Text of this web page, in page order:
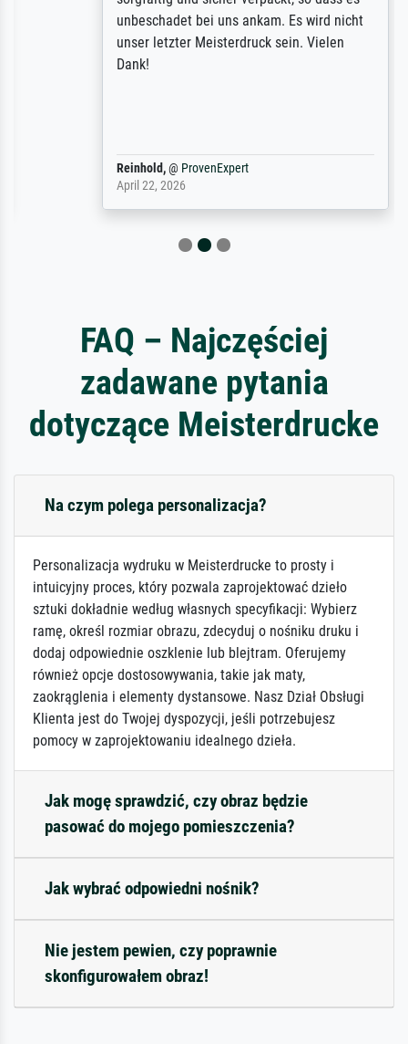
unbeschadet bei uns ankam. Es wird nicht
unser letzter Meisterdruck sein. Vielen
Reinhold,@ProvenExpert
April 22, 2026
FAQ – Najczęściej
zadawane pytania
dotyczące Meisterdrucke
Na czym polega personalizacja?
Personalizacja wydruku w Meisterdrucke to prosty i
intuicyjny proces, który pozwala zaprojektować dzieło
sztuki dokładnie według własnych specyfikacji: Wybierz
ramę, określ rozmiar obrazu, zdecyduj o nośniku druku i
dodaj odpowiednie oszklenie lub blejtram. Oferujemy
również opcje dostosowywania, takie jak maty,
zaokrąglenia i elementy dystansowe. Nasz Dział Obsługi
Klienta jest do Twojej dyspozycji, jeśli potrzebujesz
pomocy w zaprojektowaniu idealnego dzieła.
Jak mogę sprawdzić, czy obraz będzie
pasować do mojego pomieszczenia?
Jak wybrać odpowiedni nośnik?
Nie jestem pewien, czy poprawnie
skonfigurowałem obraz!